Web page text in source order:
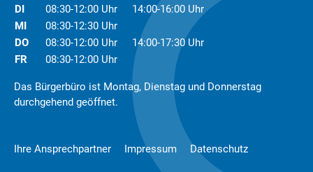
DI
08:30-12:00 Uhr
14:00-16:00 Uhr
MI
08:30-12:30 Uhr
DO
08:30-12:00 Uhr
14:00-17:30 Uhr
FR
08:30-12:00 Uhr
Das Bürgerbüro ist Montag, Dienstag und Donnerstag
durchgehend geöffnet.
Ihre Ansprechpartner Impressum Datenschutz